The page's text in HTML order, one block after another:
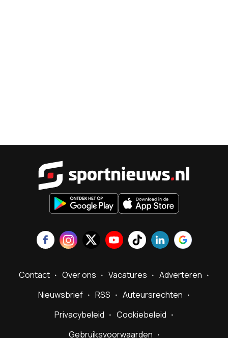
Contact Over ons Vacatures
Adverteren
Nieuwsbrief
RSS
Auteursrechten
Privacybeleid
Cookiebeleid
Gebruiksvoorwaarden